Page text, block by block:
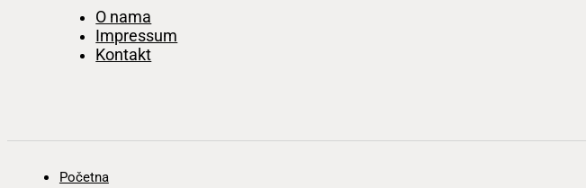
O nama
Impressum
Kontakt
Početna